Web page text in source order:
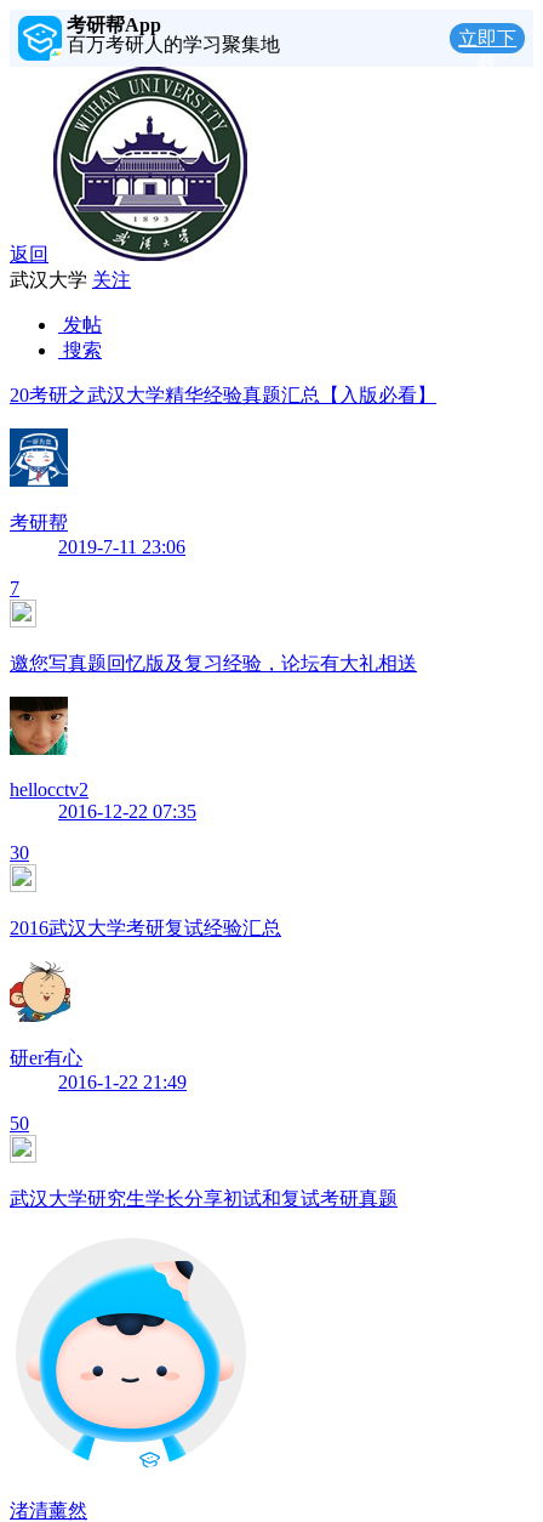
考研帮App
百万考研人的学习聚集地
立即下
返回
武汉大学 关注
发帖
搜索
20考研之武汉大学精华经验真题汇总【入版必看】
考研帮
2019-7-11 23:06
7
邀您写真题回忆版及复习经验，论坛有大礼相送
hellocctv2
2016-12-22 07:35
30
2016武汉大学考研复试经验汇总
研er有心
2016-1-22 21:49
50
武汉大学研究生学长分享初试和复试考研真题
渚清薰然